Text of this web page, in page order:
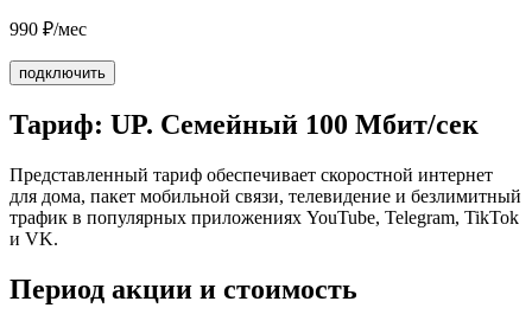
990 ₽/мес
подключить
Тариф: UP. Семейный 100 Мбит/сек
Представленный тариф обеспечивает скоростной интернет
для дома, пакет мобильной связи, телевидение и безлимитный
трафик в популярных приложениях YouTube, Telegram, TikTok
и VK.
Период акции и стоимость